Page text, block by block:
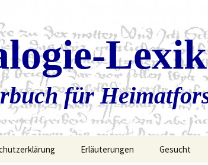
für
Erläuterungen Gesucht